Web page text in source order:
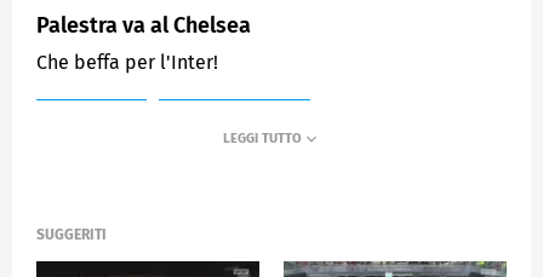
Palestra va al Chelsea
Che beffa per l'Inter!
SUGGERITI